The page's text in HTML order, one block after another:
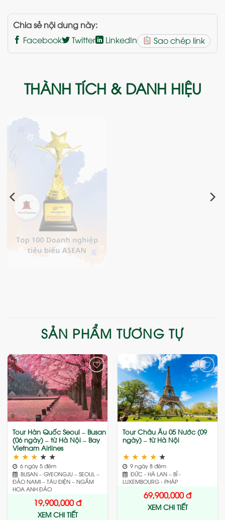
Chia sẻ nội dung này:
Facebook
Twitter LinkedIn Sao chép link
THÀNH TÍCH & DANH HIỆU
SẢN PHẨM TƯƠNG TỰ
Add
to
wishlist
Tour Hàn Quốc Seoul – Busan
(06 ngày) – từ Hà Nội – Bay
Vietnam Airlines
★ ★ ★ ★ ★
6 ngày 5 đêm
BUSAN – GYEONGJU – SEOUL –
ĐẢO NAMI – TÀU ĐIỆN – NGẮM
HOA ANH ĐÀO
19,900,000đ
XEM CHI TIẾT
Add
to
wishlist
Tour Châu Âu 05 Nước (09
ngày) – từ Hà Nội
★ ★ ★ ★ ★
9 ngày 8 đêm
ĐỨC - HÀ LAN – BỈ -
LUXEMBOURG - PHÁP
69,900,000đ
XEM CHI TIẾT